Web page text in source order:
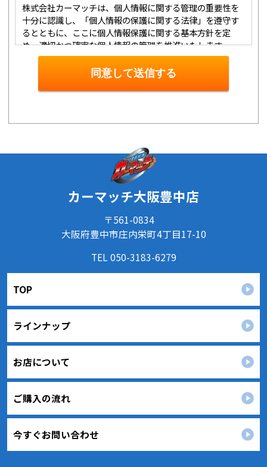
株式会社カーマッチは、個人情報に関する管理の重要性を
十分に認識し、「個人情報の保護に関する法律」を遵守す
るとともに、ここに個人情報保護に関する基本方針を定
め、適切かつ確実な個人情報の管理を推進いたします。
１．個人情報の取得･利用･提供等について
個人情報を取得する際は、その利用目的をできる限り明
確に特定し、その目的達成に必要な限度において適法かつ
公正な手段を用い、同意を得て取得します。
個人情報を第三者に提供またはその取扱いを委託する際
は、本人が同意を与えた利用目的の範囲内で、適法にこれ
２．安全対策の実施について
個人情報の正確性およびその利用の安全性を確保するた
め、情報セキュリティ対策を始めとする安全措置を構築
し、個人情報への不正アクセス、個人情報の漏洩、滅失ま
たは毀損等の的確な防止とセキュリティの是正に努めま
３．苦情および相談等に対する適正な対応について
権利を尊重し、本人から自己情報の開示、訂正、削除、ま
たは利用もしくは提供の停止等を求められたときは、適法
かつ遅滞なく応じます。
４．法令・指針・規範の遵守について
適正な個人情報保護の実現のため、個人情報の取扱いに関
する法令､国が定める指針およびその他の規範を遵守しま
す。
〒561-0834大阪府豊中市庄内栄町4丁目17-10
TEL：050-3183-6279
カーマッチ大阪豊中店 個人情報保護担当
同意して送信する
カーマッチ大阪豊中店
〒561-0834
大阪府豊中市庄内栄町4丁目17-10
TEL 050-3183-6279
TOP
ラインナップ
お店について
ご購入の流れ
今すぐお問い合わせ